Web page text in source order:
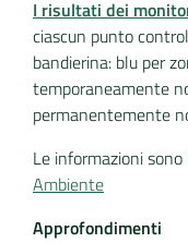
I risultati dei
ciascun punto
bandierina: blu per
temporaneamente
permanentemente
Le informazioni
Ambiente
Approfondimenti